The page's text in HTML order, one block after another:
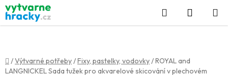
Přejít
na
obsah
Hledat
KOŠÍK
Domů
/Výtvarné potřeby/Fixy, pastelky, vodovky/ROYAL and
LANGNICKEL Sada tužek pro akvarelové skicování v plechovém